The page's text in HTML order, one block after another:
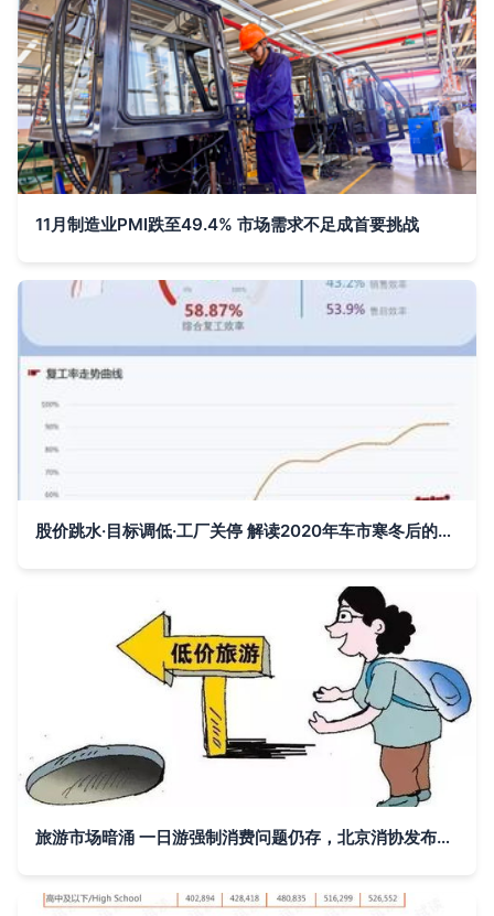
11月制造业PMI跌至49.4% 市场需求不足成首要挑战
股价跳水·目标调低·工厂关停 解读2020年车市寒冬后的市场改造新方案
旅游市场暗涌 一日游强制消费问题仍存，北京消协发布监测报告